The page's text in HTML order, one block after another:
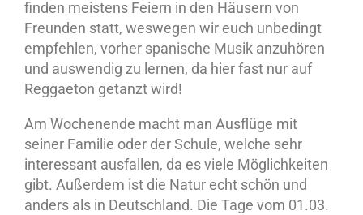
finden meistens Feiern in den Häusern von
Freunden statt, weswegen wir euch unbedingt
empfehlen, vorher spanische Musik anzuhören
und auswendig zu lernen, da hier fast nur auf
Reggaeton getanzt wird!
Am Wochenende macht man Ausflüge mit
seiner Familie oder der Schule, welche sehr
interessant ausfallen, da es viele Möglichkeiten
gibt. Außerdem ist die Natur echt schön und
anders als in Deutschland. Die Tage vom 01.03.